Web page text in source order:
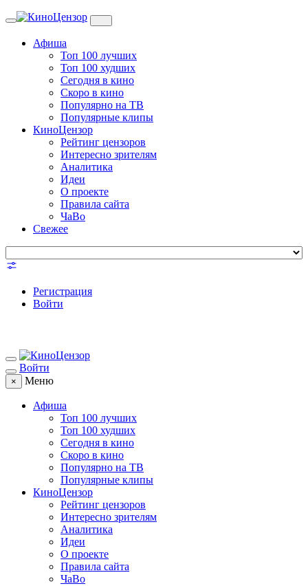
Toggle
Афиша
Топ 100 лучших
Топ 100 худших
Сегодня в кино
Скоро в кино
Популярно на ТВ
Популярные клипы
КиноЦензор
Рейтинг цензоров
Интересно зрителям
Аналитика
Идеи
О проекте
Правила сайта
ЧаВо
Свежее
Регистрация
Войти
Войти
× Меню
Афиша
Топ 100 лучших
Топ 100 худших
Сегодня в кино
Скоро в кино
Популярно на ТВ
Популярные клипы
КиноЦензор
Рейтинг цензоров
Интересно зрителям
Аналитика
Идеи
О проекте
Правила сайта
ЧаВо